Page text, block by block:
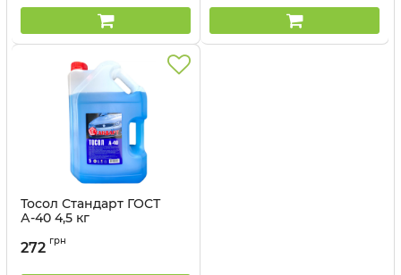
Тосол Стандарт ГОСТ
А-40 4,5 кг
272 грн